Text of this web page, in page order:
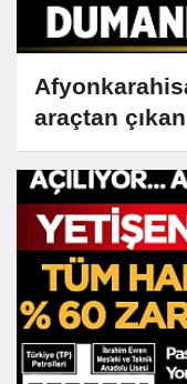
araçtan
korkuttu